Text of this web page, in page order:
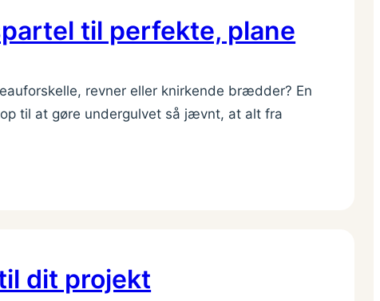
til perfekte, plane
revner eller knirkende brædder? En
til at gøre undergulvet så jævnt, at alt fra
dit projekt